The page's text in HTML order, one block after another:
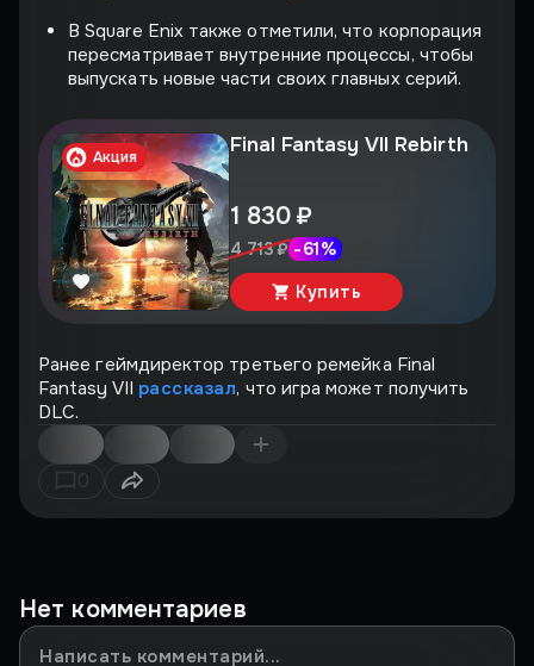
В Square Enix также отметили, что корпорация
пересматривает внутренние процессы, чтобы
выпускать новые части своих главных серий.
Акция Final Fantasy VII Rebirth
1 830 ₽
4 713 ₽ -61%
Купить
Ранее геймдиректор третьего ремейка Final
Fantasy VII рассказал, что игра может получить
DLC.
0
Нет комментариев